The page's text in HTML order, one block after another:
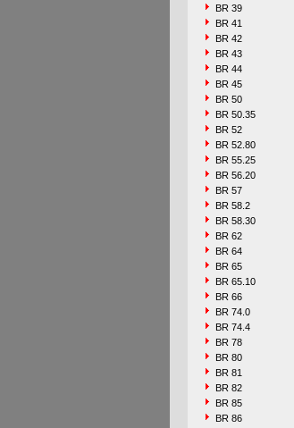
BR 39
BR 41
BR 42
BR 43
BR 44
BR 45
BR 50
BR 50.35
BR 52
BR 52.80
BR 55.25
BR 56.20
BR 57
BR 58.2
BR 58.30
BR 62
BR 64
BR 65
BR 65.10
BR 66
BR 74.0
BR 74.4
BR 78
BR 80
BR 81
BR 82
BR 85
BR 86